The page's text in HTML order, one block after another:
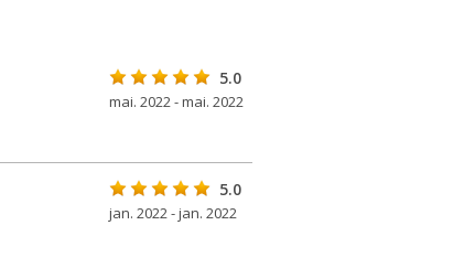
5.0
mai. 2022 - mai. 2022
5.0
jan. 2022 - jan. 2022